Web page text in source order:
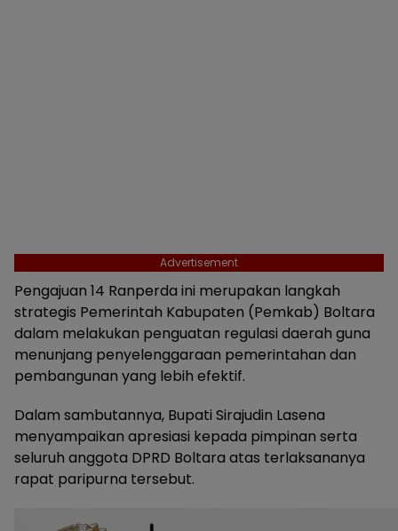
Advertisement
Pengajuan 14 Ranperda ini merupakan langkah
strategis Pemerintah Kabupaten (Pemkab) Boltara
dalam melakukan penguatan regulasi daerah guna
menunjang penyelenggaraan pemerintahan dan
pembangunan yang lebih efektif.
Dalam sambutannya, Bupati Sirajudin Lasena
menyampaikan apresiasi kepada pimpinan serta
seluruh anggota DPRD Boltara atas terlaksananya
rapat paripurna tersebut.